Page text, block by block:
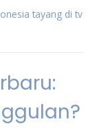
tayang di tv